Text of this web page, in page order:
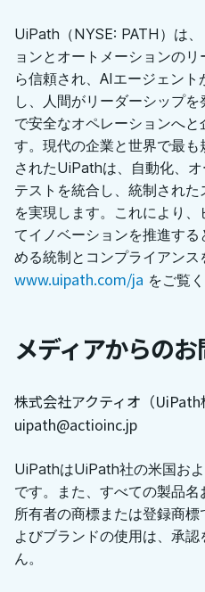
UiPath（NYSE: PATH）は
ョンとオートメーションの
ら信頼され、AIエージェン
し、人間がリーダーシップ
で安全なオペレーションへ
す。現代の企業と世界で最
されたUiPathは、自動化、オ
テストを統合し、統制され
を実現します。これにより
てイノベーションを推進す
める統制とコンプライアン
www.uipath.com/ja をご覧
メディアからの
株式会社アクティオ（UiPath
uipath@actioinc.jp
UiPathはUiPath社の米国お
です。また、すべての製品
所有者の商標または登録商
よびブランドの使用は、承
ん。